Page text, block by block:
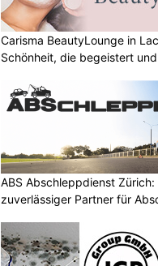
Carisma BeautyLounge in
Schönheit, die begeistert
ABS Abschleppdienst Zürich:
zuverlässiger Partner für